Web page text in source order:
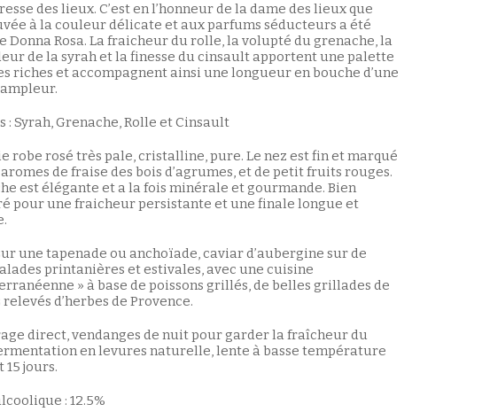
des lieux. C’est en l’honneur de la dame des lieux que
à la couleur délicate et aux parfums séducteurs a été
Donna Rosa. La fraicheur du rolle, la volupté du grenache, la
de la syrah et la finesse du cinsault apportent une palette
riches et accompagnent ainsi une longueur en bouche d’une
: Syrah, Grenache, Rolle et Cinsault
robe rosé très pale, cristalline, pure. Le nez est fin et marqué
de fraise des bois d’agrumes, et de petit fruits rouges.
est élégante et a la fois minérale et gourmande. Bien
pour une fraicheur persistante et une finale longue et
une tapenade ou anchoïade, caviar d’aubergine sur de
printanières et estivales, avec une cuisine
» à base de poissons grillés, de belles grillades de
d’herbes de Provence.
direct, vendanges de nuit pour garder la fraîcheur du
en levures naturelle, lente à basse température
15 jours.
: 12.5%